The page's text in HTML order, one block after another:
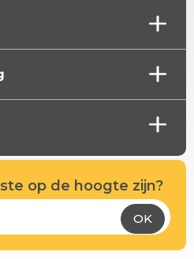
op de hoogte zijn?
OK